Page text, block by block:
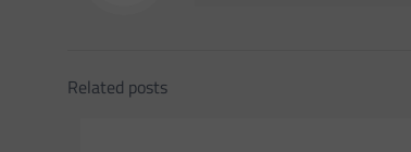
Related posts